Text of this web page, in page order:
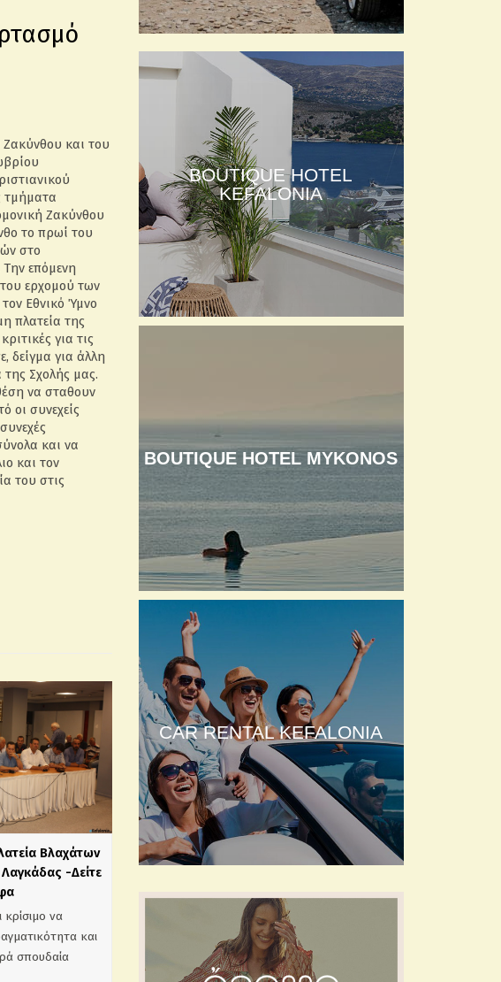
και του
τμήματα
Ζακύνθου
το πρωί του
στο
επόμενη
ερχομού των
Εθνικό Ύμνο
πλατεία της
για τις
δείγμα για άλλη
Σχολής μας.
να σταθουν
οι συνεχείς
και να
και τον
του στις
Βλαχάτων
-Δείτε
κρίσιμο να
και
σπουδαία
BOUTIQUE HOTEL
KEFALONIA
BOUTIQUE HOTEL MYKONOS
CAR RENTAL KEFALONIA